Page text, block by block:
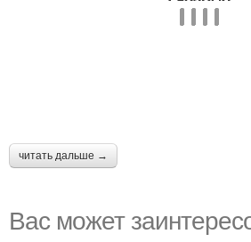
читать дальше →
Вас может